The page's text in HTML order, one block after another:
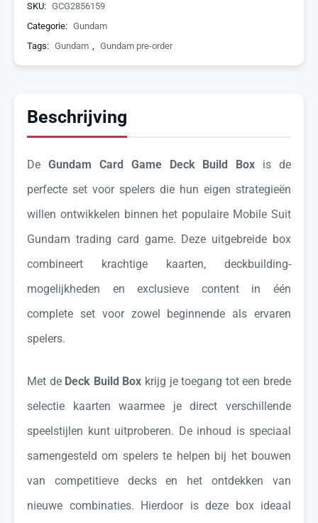
SKU: GCG2856159
Categorie: Gundam
Tags: Gundam , Gundam pre-order
Beschrijving
De Gundam Card Game Deck Build Box is de
perfecte set voor spelers die hun eigen strategieën
willen ontwikkelen binnen het populaire Mobile Suit
Gundam trading card game. Deze uitgebreide box
combineert krachtige kaarten, deckbuilding-
mogelijkheden en exclusieve content in één
complete set voor zowel beginnende als ervaren
spelers.
Met de Deck Build Box krijg je toegang tot een brede
selectie kaarten waarmee je direct verschillende
speelstijlen kunt uitproberen. De inhoud is speciaal
samengesteld om spelers te helpen bij het bouwen
van competitieve decks en het ontdekken van
nieuwe combinaties. Hierdoor is deze box ideaal